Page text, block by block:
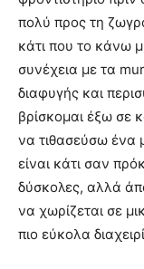
πολύ προς τη
κάτι που το κάνω
συνέχεια με τα
διαφυγής και
βρίσκομαι έξω σε
να τιθασεύσω ένα
είναι κάτι σαν
δύσκολες, αλλά
να χωρίζεται σε
πιο εύκολα